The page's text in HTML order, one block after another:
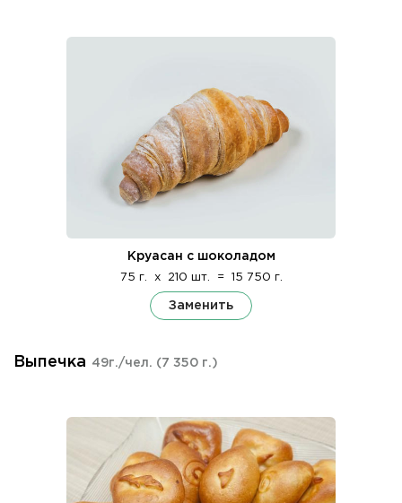
Круасан с шоколадом
75 г. x 210 шт. = 15 750 г.
Заменить
Выпечка 49г./чел. (7 350 г.)